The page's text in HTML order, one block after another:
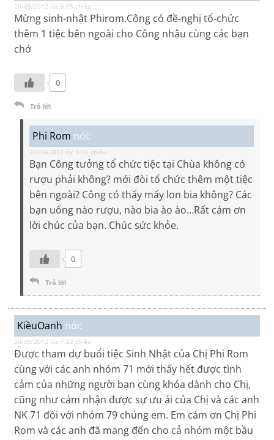
20/09/2012 lúc 6:05 chiều
Mừng sinh-nhật Phirom.Công có đề-nghị tổ-chức
thêm 1 tiệc bên ngoài cho Công nhậu cùng các bạn
chớ
0
Trả lời
Phi Rom nói:
20/09/2012 lúc 9:59 chiều
Bạn Công tưởng tổ chức tiệc tại Chùa không có
rượu phải không? mới đòi tổ chức thêm một tiệc
bên ngoài? Công có thấy mấy lon bia không? Các
bạn uống nào rượu, nào bia ào ào…Rất cám ơn
lời chúc của bạn. Chúc sức khỏe.
0
Trả lời
KiềuOanh nói:
20/09/2012 lúc 7:22 chiều
Được tham dự buổi tiệc Sinh Nhật của Chị Phi Rom
cùng với các anh nhóm 71 mới thấy hết được tình
cảm của những người bạn cùng khóa dành cho Chị,
cũng như cảm nhận được sự ưu ái của Chị và các anh
NK 71 đối với nhóm 79 chúng em. Em cám ơn Chị Phi
Rom và các anh đã mang đến cho cả nhóm một bầu